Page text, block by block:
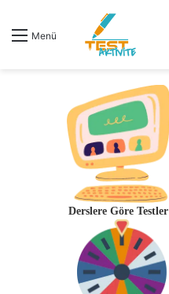
Menü
Derslere Göre Testler